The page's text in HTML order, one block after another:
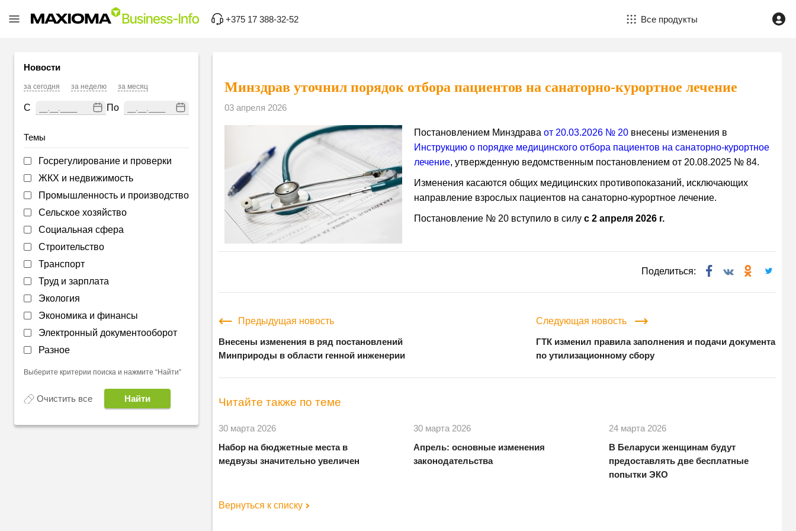
+375 17 388-32-52 Все продукты
Новости
за сегодня за неделю за месяц
С По
Темы
Госрегулирование и проверки
ЖКХ и недвижимость
Промышленность и производство
Сельское хозяйство
Социальная сфера
Строительство
Транспорт
Труд и зарплата
Экология
Экономика и финансы
Электронный документооборот
Разное
Выберите критерии поиска и нажмите “Найти”
Очистить все
Минздрав уточнил порядок отбора пациентов на санаторно-курортное лечение
03 апреля 2026
Постановлением Минздрава от 20.03.2026 № 20 внесены изменения в
Инструкцию о порядке медицинского отбора пациентов на санаторно-курортное
лечение, утвержденную ведомственным постановлением от 20.08.2025 № 84.
Изменения касаются общих медицинских противопоказаний, исключающих
направление взрослых пациентов на санаторно-курортное лечение.
Постановление № 20 вступило в силу с 2 апреля 2026 г.
Поделиться:
Предыдущая новость
Внесены изменения в ряд постановлений
Минприроды в области генной инженерии
Следующая новость
ГТК изменил правила заполнения и подачи документа
по утилизационному сбору
Читайте также по теме
30 марта 2026
Набор на бюджетные места в
медвузы значительно увеличен
30 марта 2026
Апрель: основные изменения
законодательства
24 марта 2026
В Беларуси женщинам будут
предоставлять две бесплатные
попытки ЭКО
Вернуться к списку